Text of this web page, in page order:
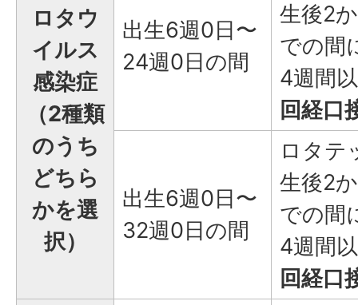
ロタウ
イルス
感染症
（2種類
のうち
どちら
かを選
択）
出生6週0日〜
24週0日の間
生後2
での間
4週間
回経口
出生6週0日〜
32週0日の間
ロタテ
生後2
での間
4週間
回経口